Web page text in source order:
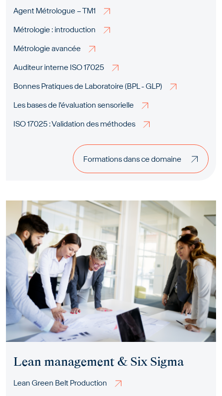
Agent Métrologue – TM1
Métrologie : introduction
Métrologie avancée
Auditeur interne ISO 17025
Bonnes Pratiques de Laboratoire (BPL - GLP)
Les bases de l'évaluation sensorielle
ISO 17025 : Validation des méthodes
Formations dans ce domaine
Formations dans ce domaine
Lean management & Six Sigma
Lean Green Belt Production